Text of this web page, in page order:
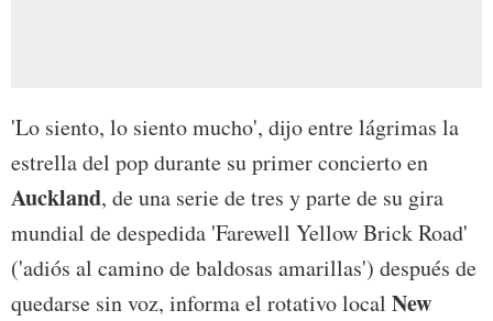
'Lo siento, lo siento mucho', dijo entre lágrimas la
estrella del pop durante su primer concierto en
Auckland, de una serie de tres y parte de su gira
mundial de despedida 'Farewell Yellow Brick Road'
('adiós al camino de baldosas amarillas') después de
quedarse sin voz, informa el rotativo local New